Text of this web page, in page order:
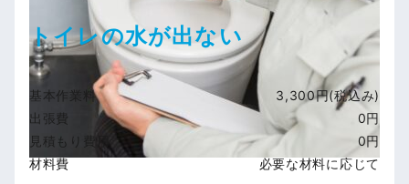
トイレの水が出ない
基本作業料
3,300円(税込み)
出張費
0円
見積もり費用
0円
材料費
必要な材料に応じて